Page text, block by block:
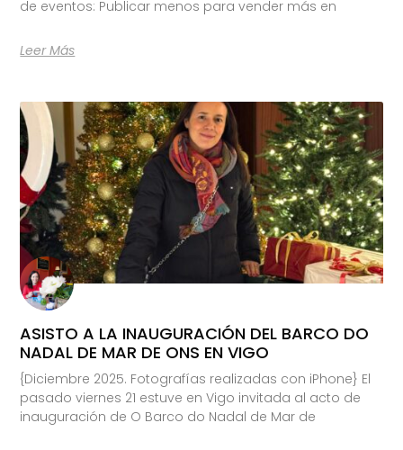
de eventos: Publicar menos para vender más en
Leer Más
ASISTO A LA INAUGURACIÓN DEL BARCO DO
NADAL DE MAR DE ONS EN VIGO
{Diciembre 2025. Fotografías realizadas con iPhone} El
pasado viernes 21 estuve en Vigo invitada al acto de
inauguración de O Barco do Nadal de Mar de